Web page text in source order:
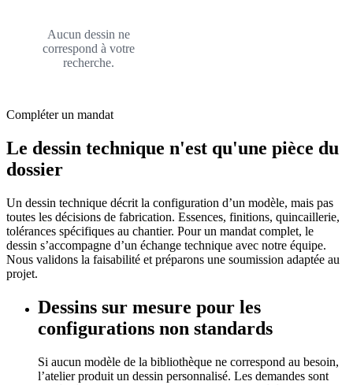
Aucun dessin ne
correspond à votre
recherche.
Compléter un mandat
Le dessin technique n'est qu'une pièce du
dossier
Un dessin technique décrit la configuration d’un modèle, mais pas
toutes les décisions de fabrication. Essences, finitions, quincaillerie,
tolérances spécifiques au chantier. Pour un mandat complet, le
dessin s’accompagne d’un échange technique avec notre équipe.
Nous validons la faisabilité et préparons une soumission adaptée au
projet.
Dessins sur mesure pour les
configurations non standards
Si aucun modèle de la bibliothèque ne correspond au besoin,
l’atelier produit un dessin personnalisé. Les demandes sont